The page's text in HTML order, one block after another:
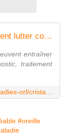
Cristaux dans l'oreille interne : comment lutter contre les vertiges ?
entraîner
traitement
#oreille